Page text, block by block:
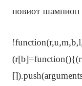
новиот шампион